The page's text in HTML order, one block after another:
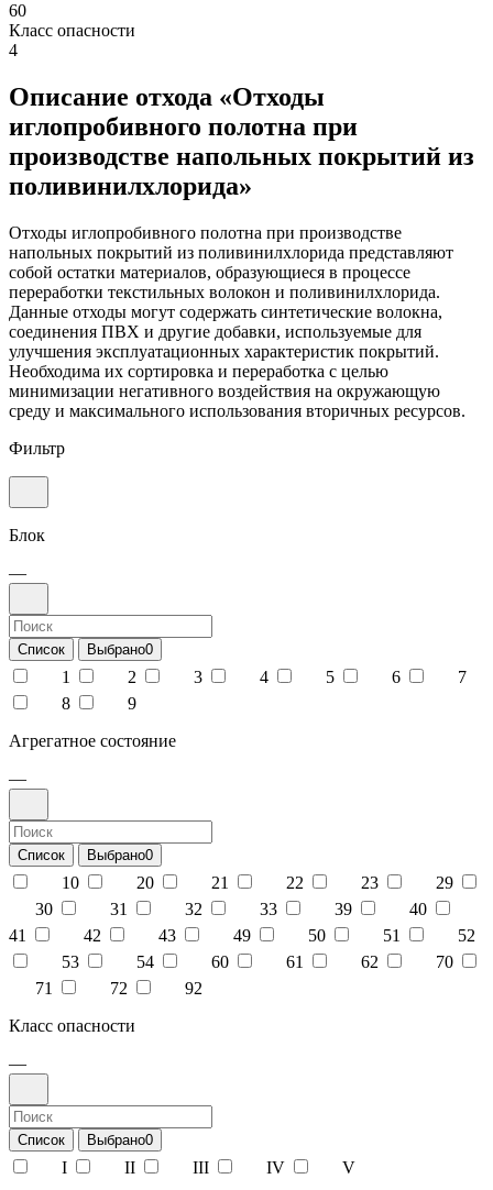
60
Класс опасности
4
Описание отхода «Отходы
иглопробивного полотна при
производстве напольных покрытий из
поливинилхлорида»
Отходы иглопробивного полотна при производстве
напольных покрытий из поливинилхлорида представляют
собой остатки материалов, образующиеся в процессе
переработки текстильных волокон и поливинилхлорида.
Данные отходы могут содержать синтетические волокна,
соединения ПВХ и другие добавки, используемые для
улучшения эксплуатационных характеристик покрытий.
Необходима их сортировка и переработка с целью
минимизации негативного воздействия на окружающую
среду и максимального использования вторичных ресурсов.
Фильтр
Блок
—
Список Выбрано0
1 2 3 4 5 6
7
8
9
Агрегатное состояние
—
Список Выбрано0
10 20 21 22 23
29
30
31 32 33 39
40
41
42 43 49 50 51
52
53
54 60 61 62
70
71
72
92
Класс опасности
—
Список Выбрано0
I II III IV
V